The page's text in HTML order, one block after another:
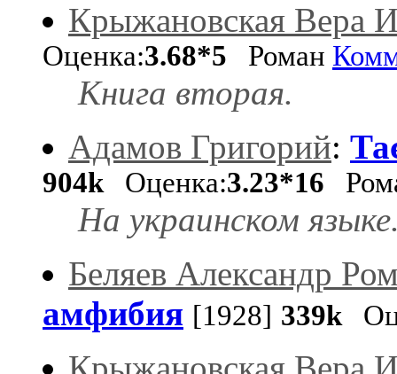
Крыжановская Вера
Оценка:3.68*5 Роман
Книга вторая.
Адамов Григорий:
904kОценка:3.23*16
На украинском
Беляев Александр
амфибия [1928] 339k